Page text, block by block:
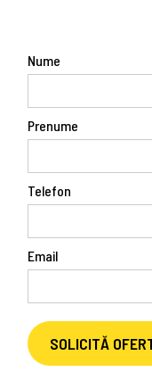
Nume
Prenume
Telefon
Email
SOLICITĂ